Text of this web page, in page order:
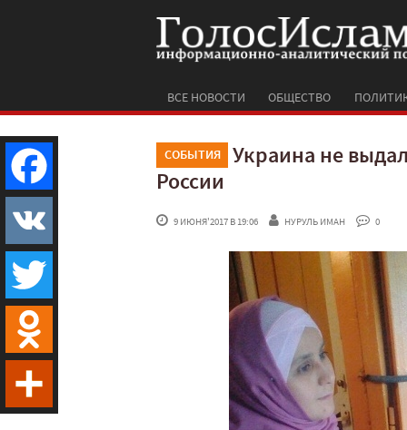
ВСЕ НОВОСТИ ОБЩЕСТВО
СОБЫТИЯ
Украина не
России
9 ИЮНЯ'2017 В 19:06 НУРУЛЬ ИМАН 0
Facebook
VK
Twitter
Odnoklassniki